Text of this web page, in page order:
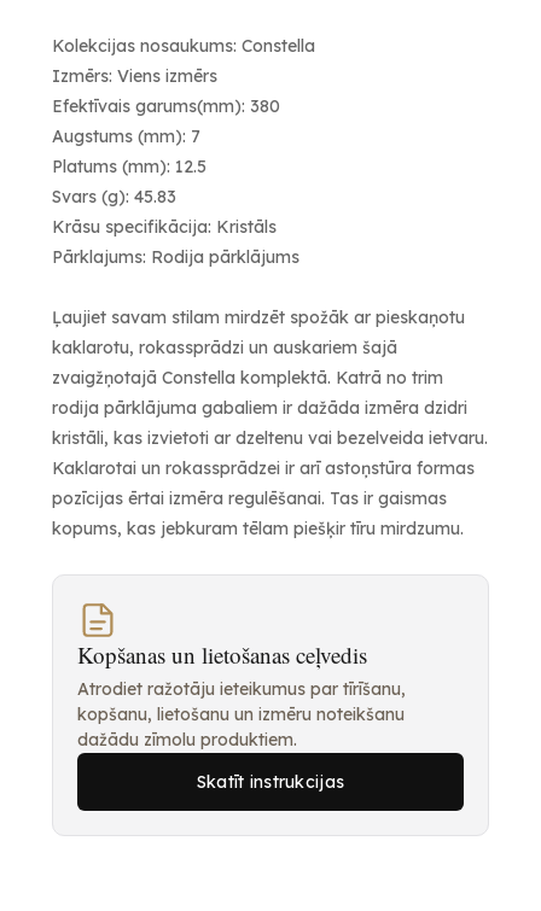
Kolekcijas nosaukums: Constella
Izmērs: Viens izmērs
Efektīvais garums(mm): 380
Augstums (mm): 7
Platums (mm): 12.5
Svars (g): 45.83
Krāsu specifikācija: Kristāls
Pārklajums: Rodija pārklājums
Ļaujiet savam stilam mirdzēt spožāk ar pieskaņotu
kaklarotu, rokassprādzi un auskariem šajā
zvaigžņotajā Constella komplektā. Katrā no trim
rodija pārklājuma gabaliem ir dažāda izmēra dzidri
kristāli, kas izvietoti ar dzeltenu vai bezelveida ietvaru.
Kaklarotai un rokassprādzei ir arī astoņstūra formas
pozīcijas ērtai izmēra regulēšanai. Tas ir gaismas
kopums, kas jebkuram tēlam piešķir tīru mirdzumu.
Kopšanas un lietošanas ceļvedis
Atrodiet ražotāju ieteikumus par tīrīšanu,
kopšanu, lietošanu un izmēru noteikšanu
dažādu zīmolu produktiem.
Skatīt instrukcijas